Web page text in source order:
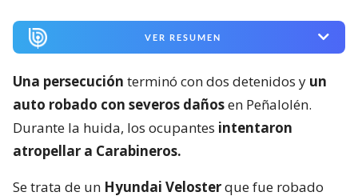
VER RESUMEN
Una persecución terminó con dos detenidos y un
auto robado con severos dañosen Peñalolén.
Durante la huida, los ocupantes intentaron
atropellar a Carabineros.
Se trata de un Hyundai Velosterque fue robado